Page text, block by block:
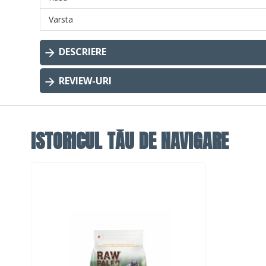
Varsta
DESCRIERE
REVIEW-URI
ISTORICUL TĂU DE NAVIGARE